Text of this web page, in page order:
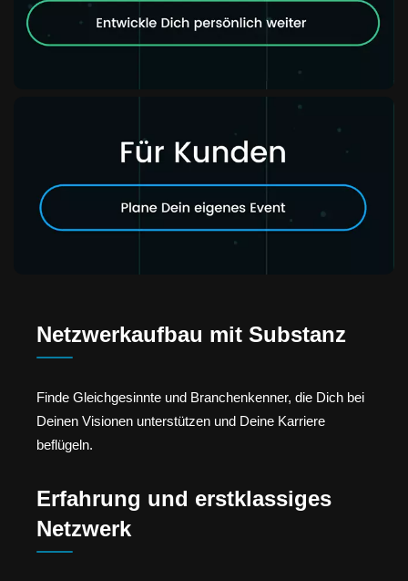
Netzwerkaufbau mit Substanz
Finde Gleichgesinnte und Branchenkenner, die Dich bei
Deinen Visionen unterstützen und Deine Karriere
beflügeln.
Erfahrung und erstklassiges
Netzwerk